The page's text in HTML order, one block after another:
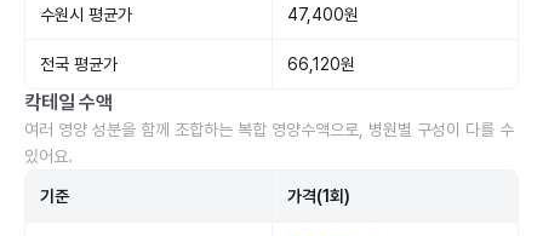
수원시 평균가 47,400원
전국 평균가 66,120원
칵테일 수액
여러 영양 성분을 함께 조합하는 복합 영양수액으로, 병원별 구성이 다를 수
있어요.
기준 가격(1회)